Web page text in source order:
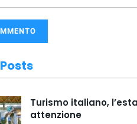
Posts
Turismo italiano,
attenzione